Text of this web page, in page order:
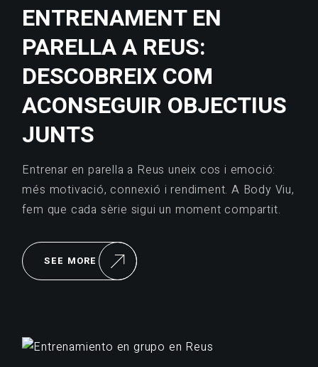
ENTRENAMENT EN
PARELLA A REUS:
DESCOBREIX COM
ACONSEGUIR OBJECTIUS
JUNTS
Entrenar en parella a Reus uneix cos i emoció:
més motivació, connexió i rendiment. A Body Viu,
fem que cada sèrie sigui un moment compartit.
SEE MORE